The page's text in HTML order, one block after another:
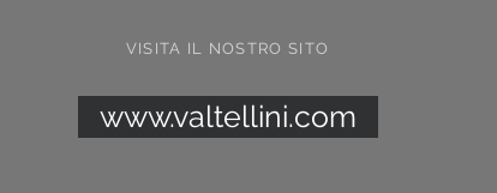
VISITA IL NOSTRO SITO
www.valtellini.com